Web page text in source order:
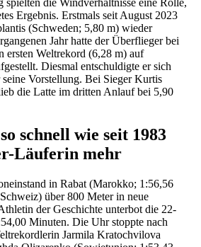
spielten die Windverhältnisse eine Rolle,
Ergebnis. Erstmals seit August 2023
(Schweden; 5,80 m) wieder
Jahr hatte der Überflieger bei
ersten Weltrekord (6,28 m) auf
Diesmal entschuldigte er sich
Vorstellung. Bei Sieger Kurtis
die Latte im dritten Anlauf bei 5,90
schnell wie seit 1983
Läuferin mehr
in Rabat (Marokko; 1:56,56
über 800 Meter in neue
der Geschichte unterbot die 22-
Minuten. Die Uhr stoppte nach
Jarmila Kratochvilova